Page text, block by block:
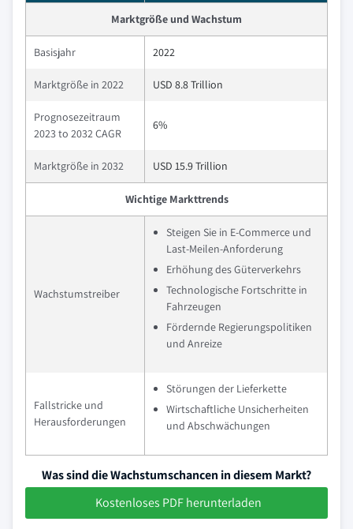
Marktgröße und Wachstum
Basisjahr 2022
Marktgröße in 2022 USD 8.8 Trillion
Prognosezeitraum
2023 to 2032 CAGR
6%
Marktgröße in 2032 USD 15.9 Trillion
Wichtige Markttrends
Wachstumstreiber
Steigen Sie in E-Commerce und
Last-Meilen-Anforderung
Erhöhung des Güterverkehrs
Technologische Fortschritte in
Fahrzeugen
Fördernde Regierungspolitiken
und Anreize
Fallstricke und
Herausforderungen
Störungen der Lieferkette
Wirtschaftliche Unsicherheiten
und Abschwächungen
Was sind die Wachstumschancen in diesem Markt?
Kostenloses PDF herunterladen